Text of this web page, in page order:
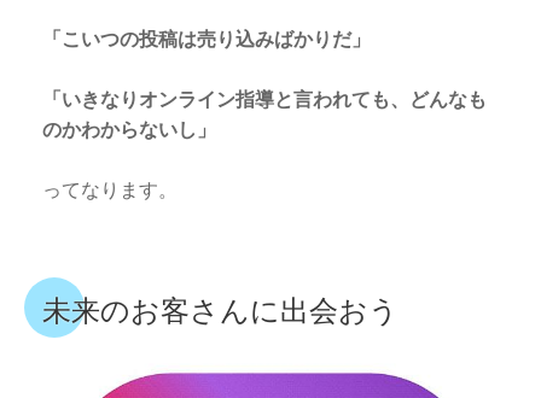
「こいつの投稿は売り込みばかりだ」
「いきなりオンライン指導と言われても、どんなも
のかわからないし」
ってなります。
未来のお客さんに出会おう